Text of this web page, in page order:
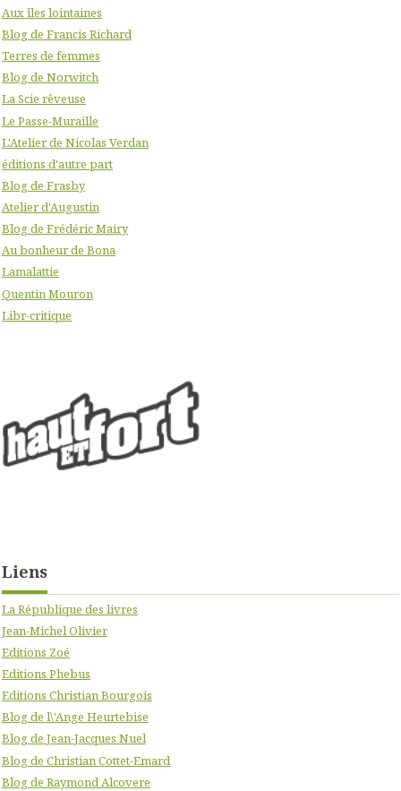
Aux îles lointaines
Blog de Francis Richard
Terres de femmes
Blog de Norwitch
La Scie rêveuse
Le Passe-Muraille
L'Atelier de Nicolas Verdan
éditions d'autre part
Blog de Frasby
Atelier d'Augustin
Blog de Frédéric Mairy
Au bonheur de Bona
Lamalattie
Quentin Mouron
Libr-critique
Liens
La République des livres
Jean-Michel Olivier
Editions Zoé
Editions Phebus
Editions Christian Bourgois
Blog de l\'Ange Heurtebise
Blog de Jean-Jacques Nuel
Blog de Christian Cottet-Emard
Blog de Raymond Alcovere